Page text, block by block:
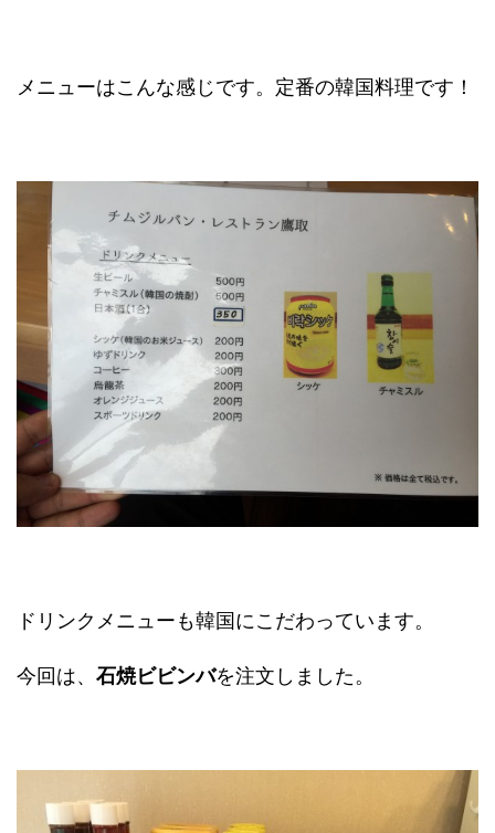
メニューはこんな感じです。定番の韓国料理です！
ドリンクメニューも韓国にこだわっています。
今回は、 石焼ビビンバを注文しました。